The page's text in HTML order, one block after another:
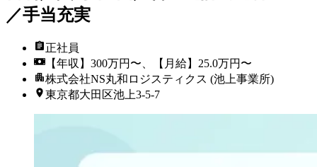
／手当充実
正社員
【年収】300万円〜、【月給】25.0万円〜
株式会社NS丸和ロジスティクス (池上事業所)
東京都大田区池上3-5-7